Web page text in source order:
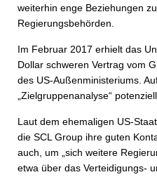
weiterhin enge Beziehungen
Regierungsbehörden.
Im Februar 2017 erhielt das
Dollar schweren Vertrag vom
des US-Außenministeriums.
„Zielgruppenanalyse“
Laut dem ehemaligen US-
die SCL Group ihre guten
auch, um „sich weitere
etwa über das Verteidigungs-